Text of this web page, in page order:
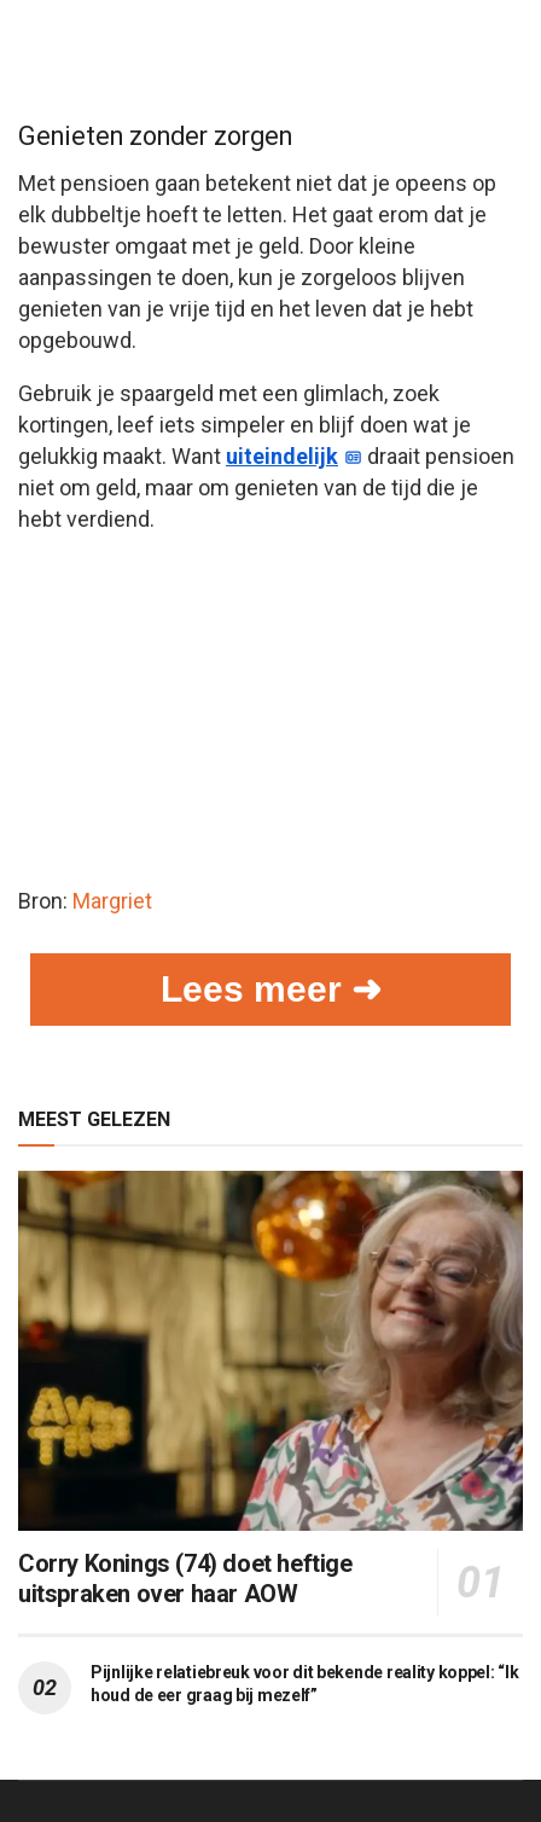
Genieten zonder zorgen
Met pensioen gaan betekent niet dat je opeens op
elk dubbeltje hoeft te letten. Het gaat erom dat je
bewuster omgaat met je geld. Door kleine
aanpassingen te doen, kun je zorgeloos blijven
genieten van je vrije tijd en het leven dat je hebt
opgebouwd.
Gebruik je spaargeld met een glimlach, zoek
kortingen, leef iets simpeler en blijf doen wat je
gelukkig maakt. Want uiteindelijk
draait pensioen
niet om geld, maar om genieten van de tijd die je
hebt verdiend.
Bron: Margriet
Lees meer ➜
MEEST GELEZEN
Corry Konings (74) doet heftige
uitspraken over haar AOW
Pijnlijke relatiebreuk voor dit bekende reality koppel: “Ik
houd de eer graag bij mezelf”